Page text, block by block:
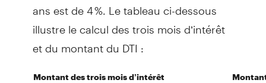
ans est de 4 %. Le tableau ci-dessous
illustre le calcul des trois mois d’intérêt
et du montant du DTI :
Montant des trois mois d’intérêt